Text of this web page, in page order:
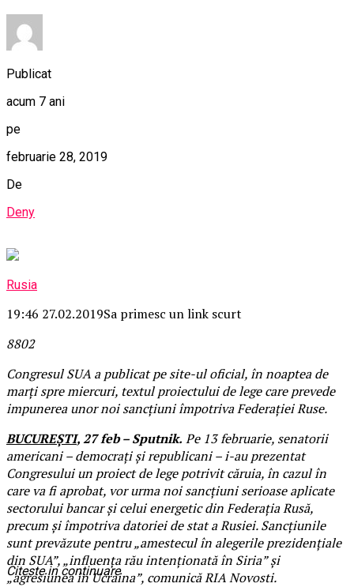
Publicat
acum 7 ani
pe
februarie 28, 2019
De
Deny
Rusia
19:46 27.02.2019Sa primesc un link scurt
8802
Congresul SUA a publicat pe site-ul oficial, în noaptea de
marți spre miercuri, textul proiectului de lege care prevede
impunerea unor noi sancțiuni împotriva Federației Ruse.
BUCUREȘTI, 27 feb – Sputnik. Pe 13 februarie, senatorii
americani – democrați și republicani – i-au prezentat
Congresului un proiect de lege potrivit căruia, în cazul în
care va fi aprobat, vor urma noi sancțiuni serioase aplicate
sectorului bancar și celui energetic din Federația Rusă,
precum și împotriva datoriei de stat a Rusiei. Sancțiunile
sunt prevăzute pentru „amestecul în alegerile prezidențiale
din SUA”, „influența rău intenționată în Siria” și
„agresiunea în Ucraina”, comunică RIA Novosti.
Citeste in continuare